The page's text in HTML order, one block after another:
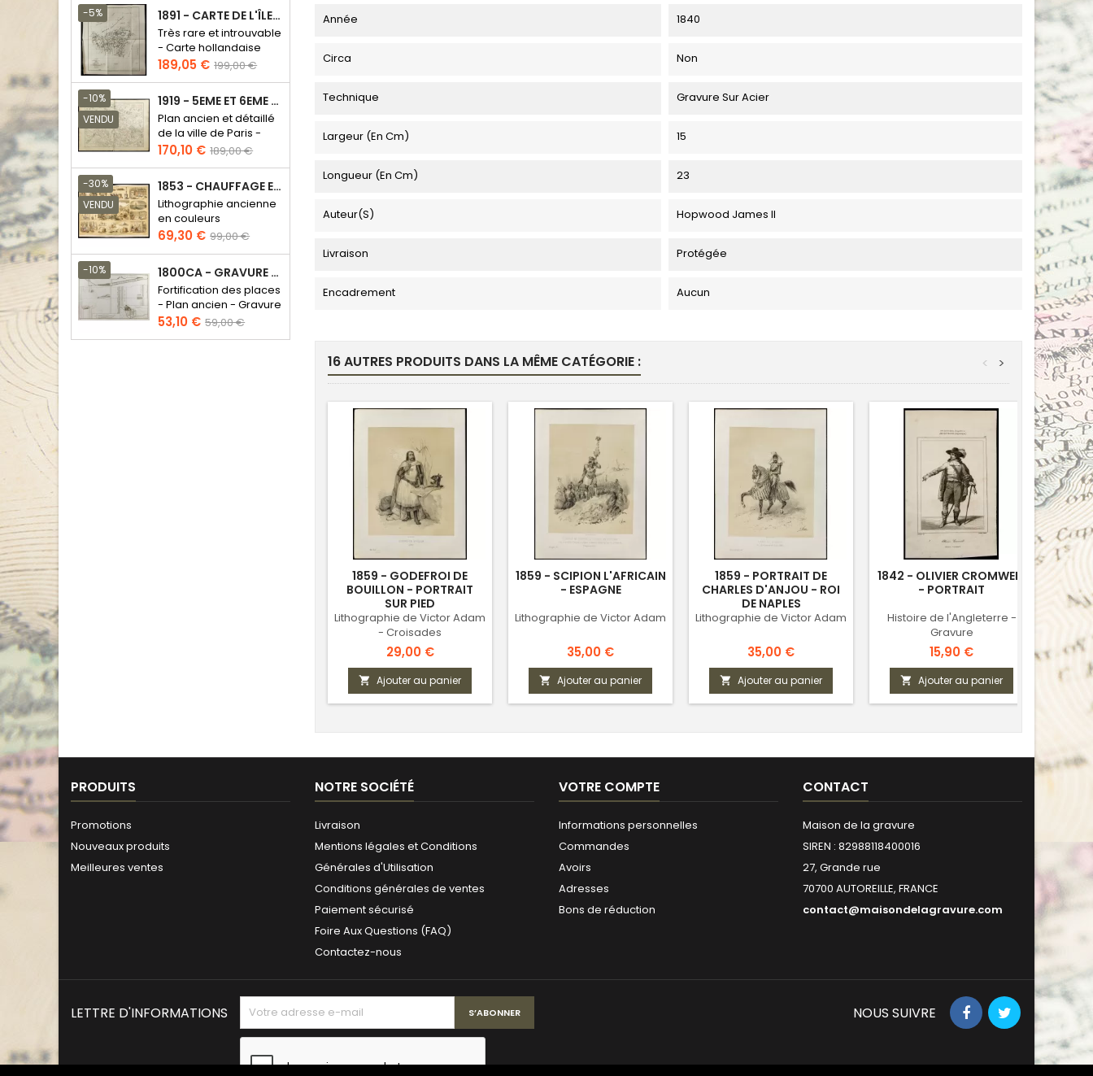
-5% 1891 - CARTE DE L'ÎLE DE BORNÉO
Très rare et introuvable
- Carte hollandaise
Prix
189,05 € Prix
de
base
199,00 €
-10%
VENDU
1919 - 5EME ET 6EME ARRONDISSEMENT DE PARIS
Plan ancien et détaillé
de la ville de Paris -
Odéon - Sorbonne
Prix
170,10 € Prix
de
base
189,00 €
-30%
VENDU
1853 - CHAUFFAGE ET ÉCLAIRAGE (LITHOGRAPHIE)
Lithographie ancienne
en couleurs
Prix
69,30 € Prix
de
base
99,00 €
-10% 1800CA - GRAVURE ARCHITECTURE MILITAIRE - ATTAQUE ET DÉFENSE
Fortification des places
- Plan ancien - Gravure
en taille douce
Prix
53,10 € Prix
de
59,00 €
Année 1840
Circa Non
Technique Gravure Sur Acier
Largeur (en Cm) 15
Longueur (en Cm) 23
Auteur(s) Hopwood James II
Livraison Protégée
Encadrement Aucun
16 AUTRES PRODUITS DANS LA MÊME CATÉGORIE : >
<
1859 - GODEFROI DE
BOUILLON - PORTRAIT
SUR PIED
Lithographie de Victor Adam
- Croisades
Prix
29,00 €
 Ajouter au panier
1859 - SCIPION L'AFRICAIN
- ESPAGNE
Lithographie de Victor Adam
Prix
35,00 €
 Ajouter au panier
1859 - PORTRAIT DE
CHARLES D'ANJOU - ROI
DE NAPLES
Lithographie de Victor Adam
Prix
35,00 €
 Ajouter au panier
1842 - OLIVIER CROMWELL
- PORTRAIT
Histoire de l'Angleterre -
Gravure
Prix
15,90 €
 Ajouter au panier 
PRODUITS
Promotions
Nouveaux produits
Meilleures ventes
NOTRE SOCIÉTÉ
Livraison
Mentions légales et Conditions
Générales d'Utilisation
Conditions générales de ventes
Paiement sécurisé
Foire Aux Questions (FAQ)
Contactez-nous
VOTRE COMPTE
Informations personnelles
Commandes
Avoirs
Adresses
Bons de réduction
CONTACT
Maison de la gravure
SIREN : 82988118400016
27, Grande rue
70700 AUTOREILLE, FRANCE
contact@maisondelagravure.com
LETTRE D'INFORMATIONS NOUS SUIVRE